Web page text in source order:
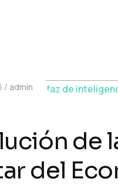
admin
de
del